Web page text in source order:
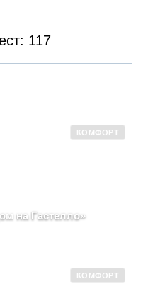
117
КОМФОРТ
на Гастелло»
КОМФОРТ